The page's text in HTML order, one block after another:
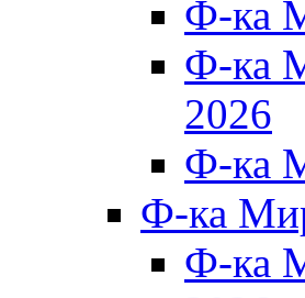
Ф-ка
Ф-ка
2026
Ф-ка
Ф-ка
Ф-ка